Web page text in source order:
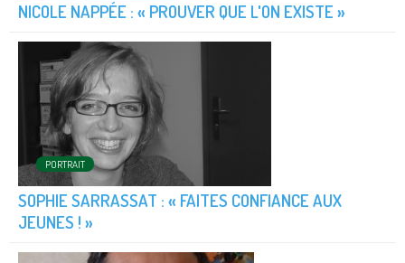
NICOLE NAPPÉE : « PROUVER QUE L'ON EXISTE »
PORTRAIT
SOPHIE SARRASSAT : « FAITES CONFIANCE AUX
JEUNES ! »